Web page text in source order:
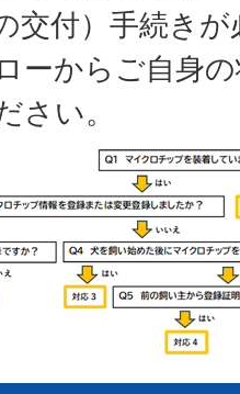
交付）手続き
ーからご自身
さい。